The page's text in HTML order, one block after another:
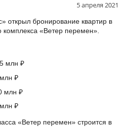
5 апреля 2021
открыл бронирование квартир в
«Ветер перемен».
млн ₽
₽
млн ₽
₽
«Ветер перемен» строится в